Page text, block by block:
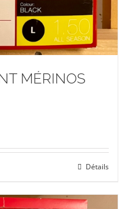
MÉRINOS
Détails